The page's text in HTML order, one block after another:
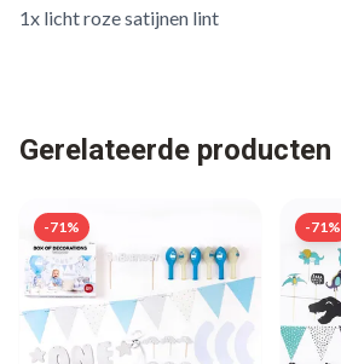
1x licht roze satijnen lint
Gerelateerde producten
-71% -71%